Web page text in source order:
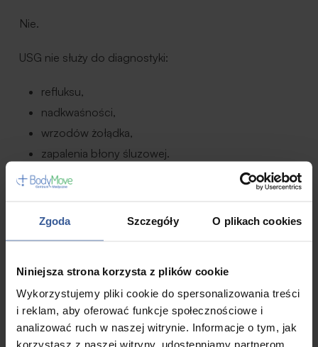
Zgoda Szczegóły O plikach cookies
Niniejsza strona korzysta z plików cookie
Wykorzystujemy pliki cookie do spersonalizowania treści
i reklam, aby oferować funkcje społecznościowe i
analizować ruch w naszej witrynie. Informacje o tym, jak
korzystasz z naszej witryny, udostępniamy partnerom
Nie.
USG nie służy do diagnostyki:
refluksu,
nadkwaśności,
wrzodów żołądka,
zapalenia błony śluzowej.
Przy takich objawach lekarz może zalecić gastroskopię.
Czy prawidłowe USG wyklucza
chorobę?
Nie zawsze.
To bardzo ważne z punktu widzenia pacjenta.
Niektóre choroby: